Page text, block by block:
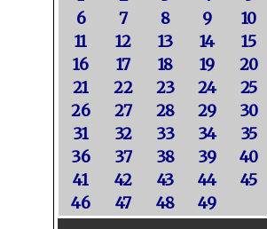
6
7 8 9
10
11
12 13 14
15
16
17 18 19
20
21
22 23 24
25
26
27 28 29
30
31
32 33 34
35
36
37 38 39
40
41
42 43 44
45
46
47 48 49